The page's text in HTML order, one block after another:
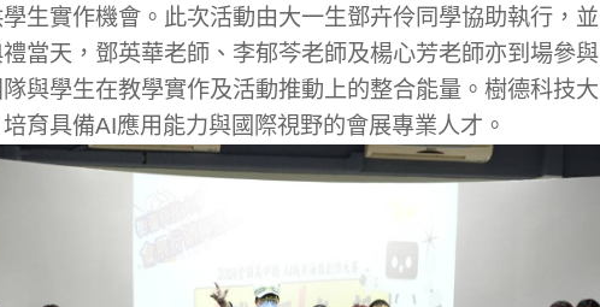
生實作機會。此次活動由大一生鄧卉伶同學協助執行，
當天，鄧英華老師、李郁芩老師及楊心芳老師亦到場參
與學生在教學實作及活動推動上的整合能量。樹德科技
育具備AI應用能力與國際視野的會展專業人才。